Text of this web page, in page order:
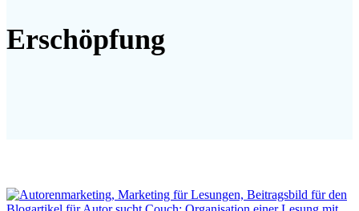
Erschöpfung